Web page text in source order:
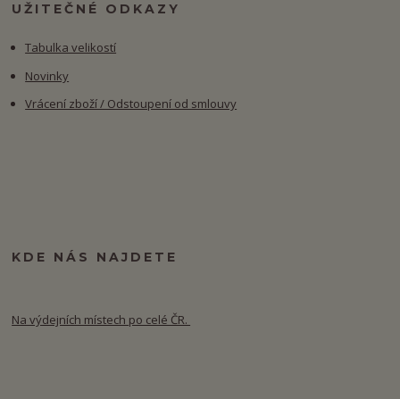
UŽITEČNÉ ODKAZY
Tabulka velikostí
Novinky
Vrácení zboží / Odstoupení od smlouvy
KDE NÁS NAJDETE
Na výdejních místech po celé ČR.